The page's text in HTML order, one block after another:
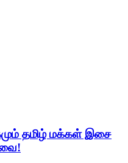
தமிழ் மக்கள் இசை